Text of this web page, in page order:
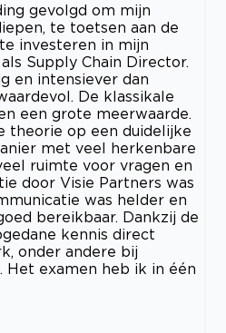
gevolgd om mijn
te toetsen aan de
investeren in mijn
Supply Chain Director.
en intensiever dan
De klassikale
een grote meerwaarde.
theorie op een duidelijke
met veel herkenbare
ruimte voor vragen en
door Visie Partners was
was helder en
bereikbaar. Dankzij de
kennis direct
onder andere bij
Het examen heb ik in één